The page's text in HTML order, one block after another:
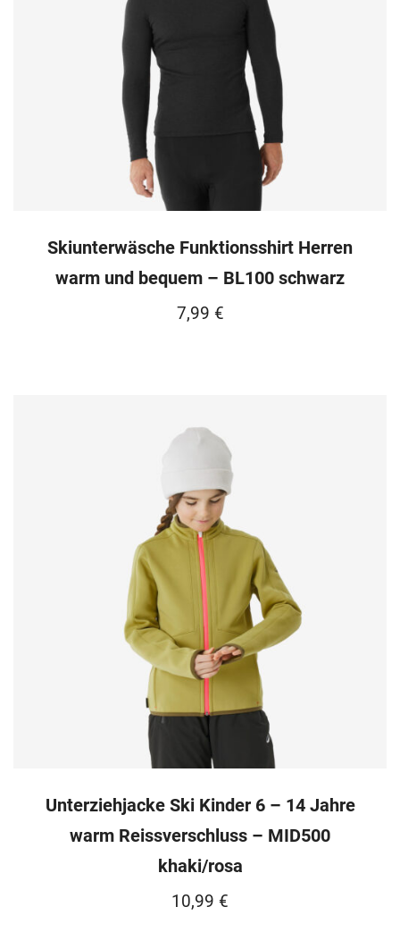
Skiunterwäsche Funktionsshirt Herren
warm und bequem – BL100 schwarz
7,99 €
Unterziehjacke Ski Kinder 6 – 14 Jahre
warm Reissverschluss – MID500
khaki/rosa
10,99 €